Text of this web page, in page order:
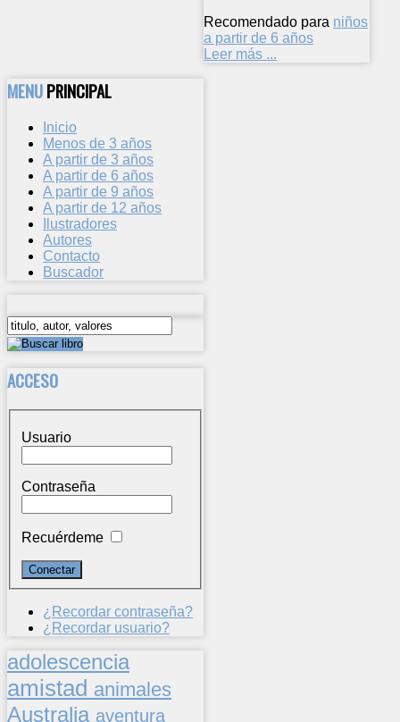
Recomendado para niños
a partir de 6 años
Leer más ...
MENUPRINCIPAL
Inicio
Menos de 3 años
A partir de 3 años
A partir de 6 años
A partir de 9 años
A partir de 12 años
Ilustradores
Autores
Contacto
Buscador
ACCESO
Usuario
Contraseña
Recuérdeme
¿Recordar contraseña?
¿Recordar usuario?
adolescencia
amistad animales
Australia aventura